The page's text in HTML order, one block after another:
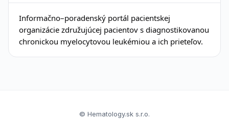
Informačno–poradenský portál pacientskej
organizácie združujúcej pacientov s diagnostikovanou
chronickou myelocytovou leukémiou a ich prieteľov.
© Hematology.sk s.r.o.